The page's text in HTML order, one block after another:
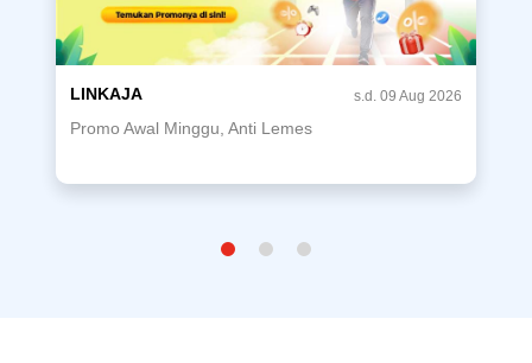
LINKAJA s.d. 09 Aug 2026
Promo Awal Minggu, Anti Lemes